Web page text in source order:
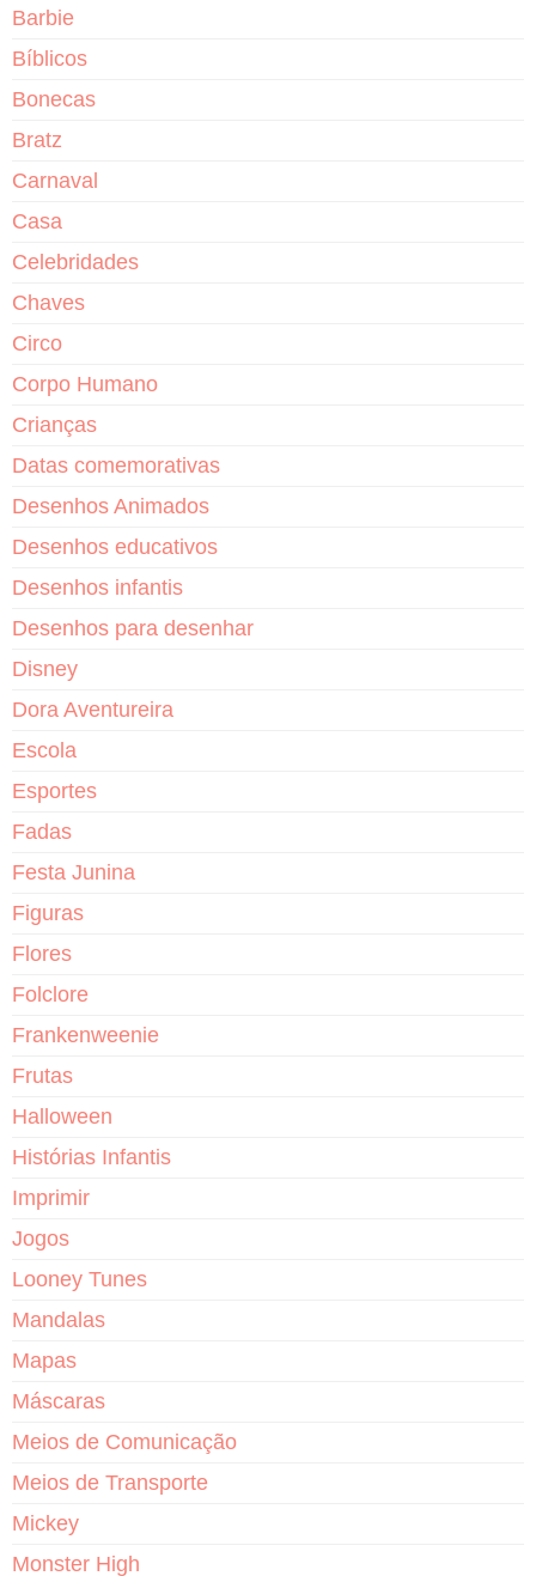
Barbie
Bíblicos
Bonecas
Bratz
Carnaval
Casa
Celebridades
Chaves
Circo
Corpo Humano
Crianças
Datas comemorativas
Desenhos Animados
Desenhos educativos
Desenhos infantis
Desenhos para desenhar
Disney
Dora Aventureira
Escola
Esportes
Fadas
Festa Junina
Figuras
Flores
Folclore
Frankenweenie
Frutas
Halloween
Histórias Infantis
Imprimir
Jogos
Looney Tunes
Mandalas
Mapas
Máscaras
Meios de Comunicação
Meios de Transporte
Mickey
Monster High